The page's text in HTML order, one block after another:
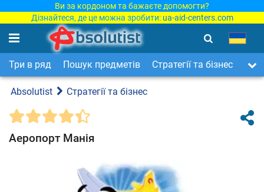
Ви за кордоном та бажаєте допомогти?
Дізнайтеся, де це можна зробити: ua-aid-centers.com
Три в ряд Пошук предметів Стратегії та бізнес
Absolutist Стратегії та бізнес
Аеропорт Манія